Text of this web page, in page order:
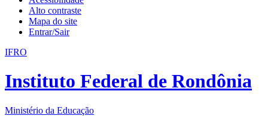
Alto contraste
Mapa do site
Entrar/Sair
IFRO
Instituto Federal de Rondônia
Ministério da Educação